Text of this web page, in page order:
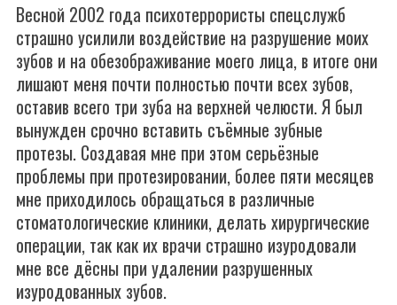
Весной 2002 года психотеррористы спецслужб
страшно усилили воздействие на разрушение моих
зубов и на обезображивание моего лица, в итоге они
лишают меня почти полностью почти всех зубов,
оставив всего три зуба на верхней челюсти. Я был
вынужден срочно вставить съёмные зубные
протезы. Создавая мне при этом серьёзные
проблемы при протезировании, более пяти месяцев
мне приходилось обращаться в различные
стоматологические клиники, делать хирургические
операции, так как их врачи страшно изуродовали
мне все дёсны при удалении разрушенных
изуродованных зубов.